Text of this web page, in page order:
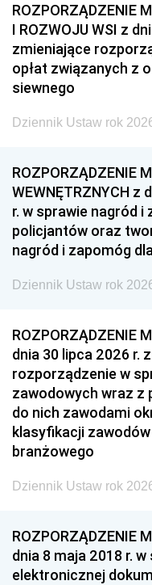
ROZPORZĄDZENIE
I ROZWOJU WSI z
zmieniające
opłat związanych z
siewnego
Dziennik Ustaw rok
ROZPORZĄDZENIE
WEWNĘTRZNYCH z
r. w sprawie nagród i
policjantów oraz
nagród i zapomóg
Dziennik Ustaw rok
ROZPORZĄDZENIE
dnia 30 lipca 2026 r.
rozporządzenie w
zawodowych wraz z
do nich zawodami
klasyfikacji
branżowego
Dziennik Ustaw rok
ROZPORZĄDZENIE
dnia 8 maja 2018 r.
elektronicznej